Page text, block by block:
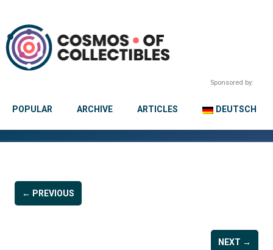
Sponsored by:
POPULAR ARCHIVE ARTICLES DEUTSCH
← PREVIOUS
NEXT →